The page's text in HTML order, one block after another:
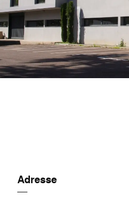
Adresse